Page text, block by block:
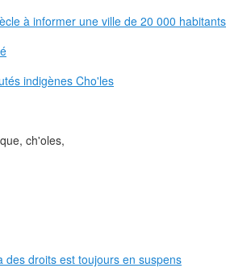
à informer une ville de 20 000 habitants
indigènes Cho'les
ch'oles,
droits est toujours en suspens